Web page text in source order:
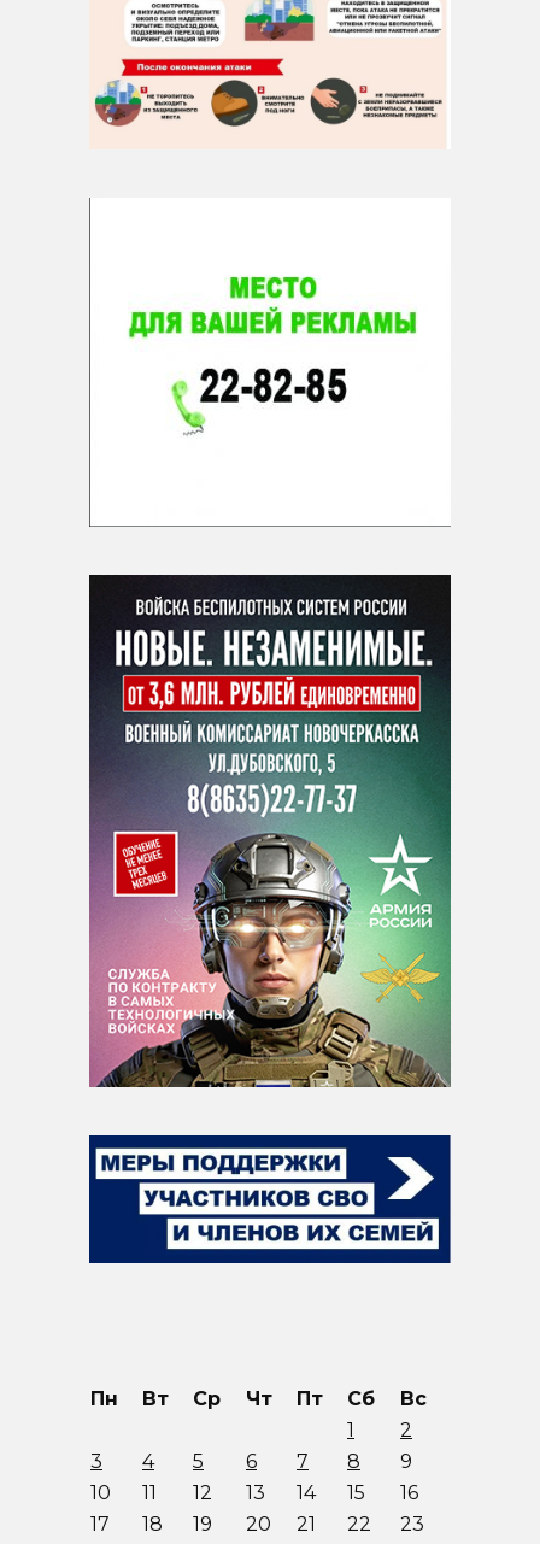
Пн Вт Ср Чт Пт Сб
Вс
1
2
3
4 5 6 7 8
9
10
11 12 13 14 15
16
17
18 19 20 21 22
23